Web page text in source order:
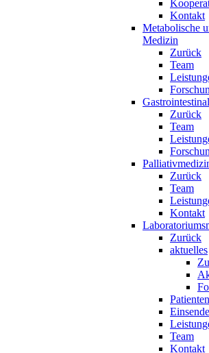
Kontakt
Metabolische
Medizin
Zurück
Team
Zurück
Team
Zurück
Team
Kontakt
Zurück
aktuelles
Patienten
Team
Kontakt